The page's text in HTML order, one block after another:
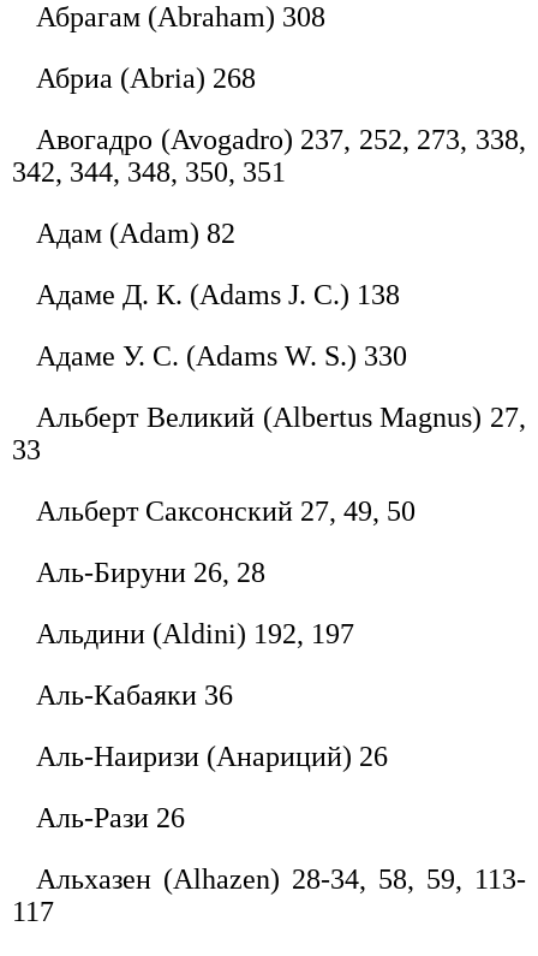
Абрагам (Abraham) 308
Абриа (Abria) 268
Авогадро (Avogadro) 237, 252, 273, 338,
342, 344, 348, 350, 351
Адам (Adam) 82
Адаме Д. К. (Adams J. С.) 138
Адаме У. С. (Adams W. S.) 330
Альберт Великий (Albertus Magnus) 27,
33
Альберт Саксонский 27, 49, 50
Аль-Бируни 26, 28
Альдини (Aldini) 192, 197
Аль-Кабаяки 36
Аль-Наиризи (Анариций) 26
Аль-Рази 26
Альхазен (Alhazen) 28-34, 58, 59, 113-
117